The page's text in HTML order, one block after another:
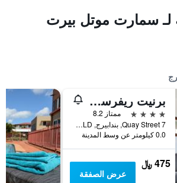
لـ سمارت موتل بيرت
برنيت ريفرسايد هوتل
4 نجوم
ممتاز 8.2
7 Quay Street, بندابيرج, QLD, أستراليا
0.0 كيلومتر عن وسط المدينة
475 ﷼
عرض الصفقة